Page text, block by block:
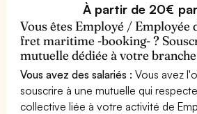
À partir de 20€
Vous êtes Employé / Employée
fret maritime -booking- ?
mutuelle dédiée à votre
Vous avez des salariés : Vous avez
souscrire à une mutuelle qui
collective liée à votre activité de